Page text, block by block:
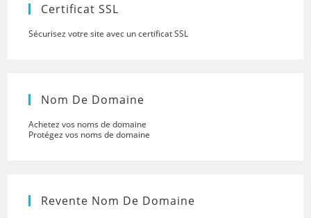
Certificat SSL
Sécurisez votre site avec un certificat SSL
Nom De Domaine
Achetez vos noms de domaine
Protégez vos noms de domaine
Revente Nom De Domaine